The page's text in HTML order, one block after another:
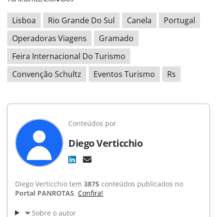
Lisboa Rio Grande Do Sul Canela
Portugal
Operadoras Viagens
Gramado
Feira Internacional Do Turismo
Convenção Schultz
Eventos Turismo Rs
Conteúdos por
Diego Verticchio
Diego Verticchio tem 3875 conteúdos publicados no
Portal PANROTAS. Confira!
Sobre o autor